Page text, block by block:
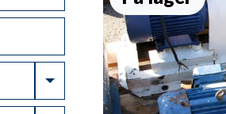
Toggle Dropdown